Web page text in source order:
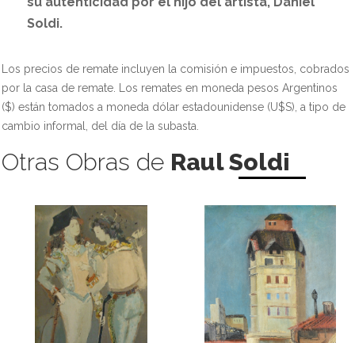
Soldi.
Los precios de remate incluyen la comisión e impuestos, cobrados
por la casa de remate. Los remates en moneda pesos Argentinos
($) están tomados a moneda dólar estadounidense (U$S), a tipo de
cambio informal, del día de la subasta.
Otras Obras de Raul Soldi